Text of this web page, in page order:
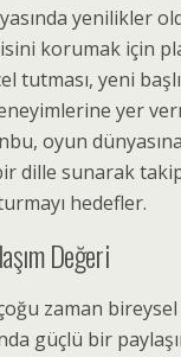
yenilikler
korumak için
tutması, yeni
yer
oyun
dille sunarak
hedefler.
Değeri
zaman
güçlü bir